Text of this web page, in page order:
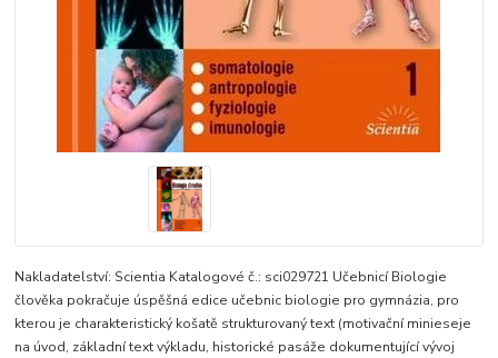
Nakladatelství: Scientia Katalogové č.: sci029721 Učebnicí Biologie
člověka pokračuje úspěšná edice učebnic biologie pro gymnázia, pro
kterou je charakteristický košatě strukturovaný text (motivační minieseje
na úvod, základní text výkladu, historické pasáže dokumentující vývoj